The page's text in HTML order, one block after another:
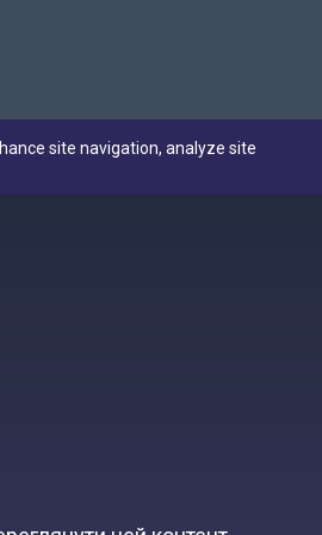
site navigation, analyze site